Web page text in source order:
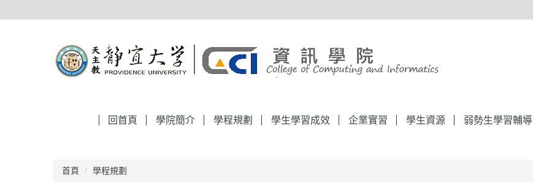
到
回首頁 學院簡介 學程規劃 學生學習成效 企業實習 學生資源 弱勢生學習輔導
首頁 學程規劃